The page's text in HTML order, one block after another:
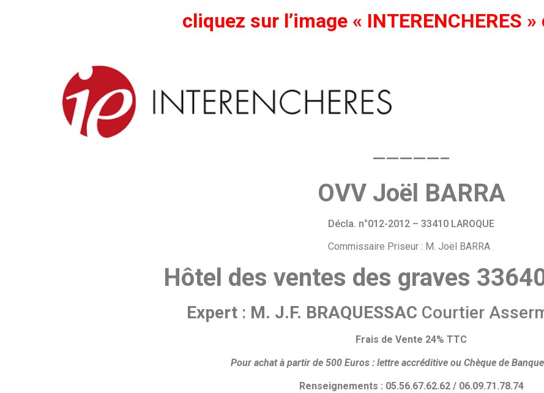
cliquez sur l’image « INTERENCHERES
—————–
OVV Joël BARRA
Décla. n°012-2012 – 33410 LAROQUE
Commissaire Priseur : M. Joël BARRA
Hôtel des ventes des graves
Expert: M. J.F. BRAQUESSAC Courtier
Frais de Vente 24% TTC
Pour achat à partir de 500 Euros : lettre accréditive ou Chèque de
Renseignements : 05.56.67.62.62 / 06.09.71.78.74